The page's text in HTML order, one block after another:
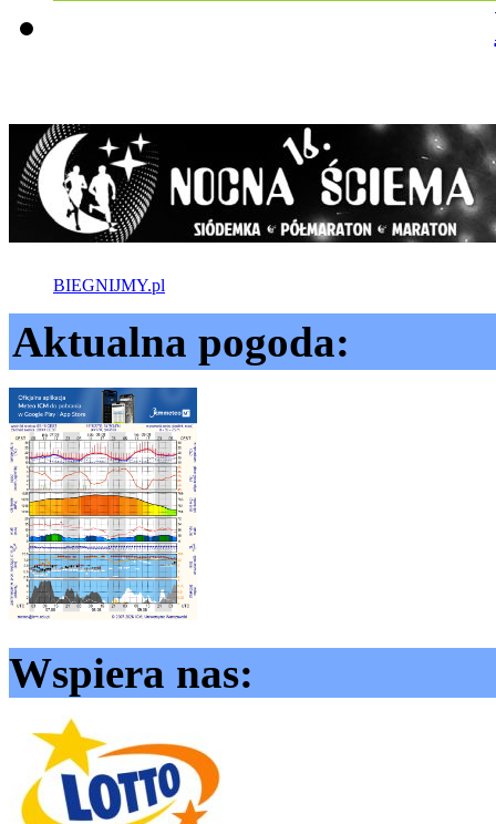
BIEGNIJMY.pl
Aktualna pogoda:
Wspiera nas: